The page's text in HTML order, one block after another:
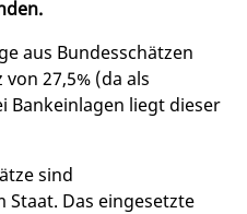
aus Bundesschätzen
27,5% (da als
Bankeinlagen liegt dieser
sind
Das eingesetzte